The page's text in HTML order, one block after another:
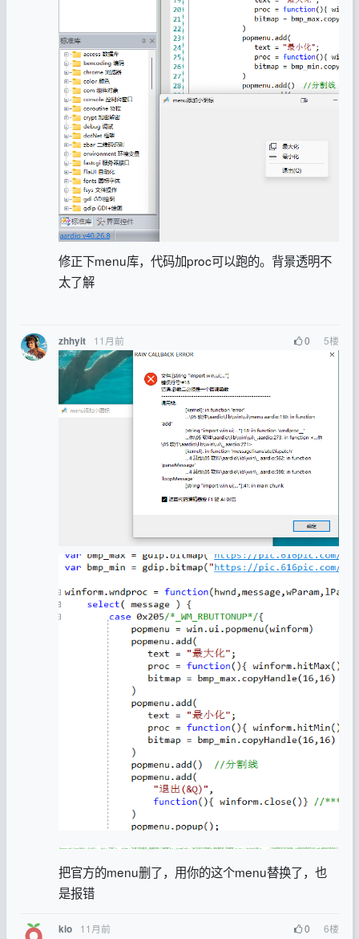
修正下menu库，代码加proc可以跑的。背景透明不
太了解
zhhyit 11月前 0 5楼
把官方的menu删了，用你的这个menu替换了，也
是报错
kio 11月前 0 6楼